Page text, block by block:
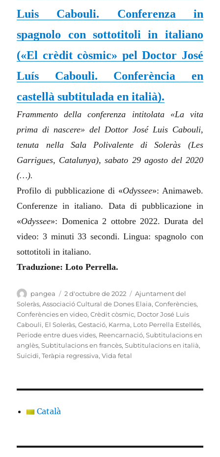
Luis Cabouli. Conferenza in
spagnolo con sottotitoli in italiano
(«El crèdit còsmic» pel Doctor José
Luís Cabouli. Conferència en
castellà subtitulada en italià).
Frammento della conferenza intitolata «La vita
prima di nascere» del Dottor José Luis Cabouli,
tenuta nella Sala Polivalente di Soleràs (Les
Garrigues, Catalunya), sabato 29 agosto del 2020
(…).
Profilo di pubblicazione di «Odyssee»: Animaweb.
Conferenze in italiano. Data di pubblicazione in
«Odyssee»: Domenica 2 ottobre 2022. Durata del
video: 3 minuti 33 secondi. Lingua: spagnolo con
sottotitoli in italiano.
Traduzione: Loto Perrella.
Autor
pangea
Publicat
el
2 d'octubre de 2022 Categories
Ajuntament del
Soleràs,Associació Cultural de Dones Elaia,Conferències,
Conferències en video,Crèdit còsmic, Doctor José Luis
Cabouli, El Soleràs,Gestació, Karma, Loto Perrella Estellés,
Periode entre dues vides, Reencarnació,Subtitulacions en
anglès,Subtitulacions en francès,Subtitulacions en italià,
Suïcidi,Teràpia regressiva,Vida fetal
Català